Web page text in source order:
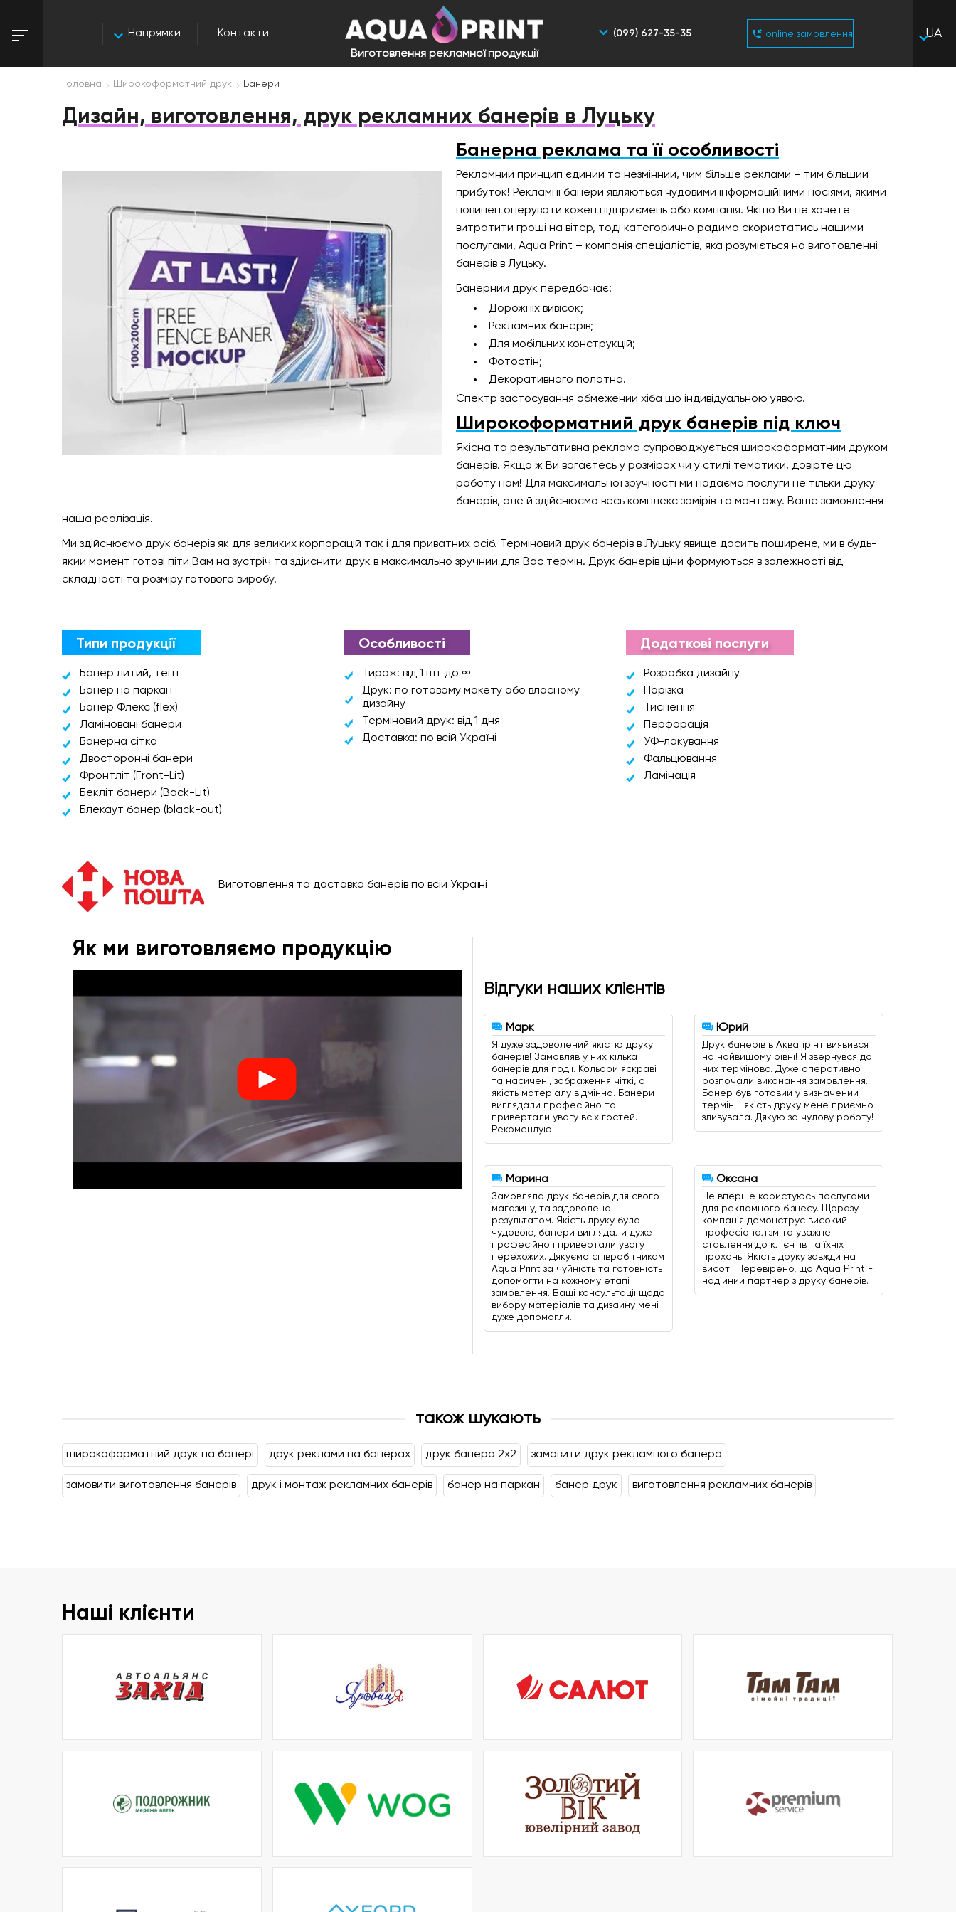
Напрямки
Контакти
Виготовлення рекламної продукції
(099) 627-35-35 online замовлення
UA
Головна Широкоформатний друк Банери
Дизайн, виготовлення, друк рекламних банерів в Луцьку
Банерна реклама та її особливості
Рекламний принцип єдиний та незмінний, чим більше реклами – тим більший
прибуток! Рекламні банери являються чудовими інформаційними носіями, якими
повинен оперувати кожен підприємець або компанія. Якщо Ви не хочете
витратити гроші на вітер, тоді категорично радимо скористатись нашими
послугами, Aqua Print – компанія спеціалістів, яка розуміється на виготовленні
банерів в Луцьку.
Банерний друк передбачає:
Дорожніх вивісок;
Рекламних банерів;
Для мобільних конструкцій;
Фотостін;
Декоративного полотна.
Спектр застосування обмежений хіба що індивідуальною уявою.
Широкоформатний друк банерів під ключ
Якісна та результативна реклама супроводжується широкоформатним друком
банерів. Якщо ж Ви вагаєтесь у розмірах чи у стилі тематики, довірте цю
роботу нам! Для максимальної зручності ми надаємо послуги не тільки друку
банерів, але й здійснюємо весь комплекс замірів та монтажу. Ваше замовлення –
наша реалізація.
Ми здійснюємо друк банерів як для великих корпорацій так і для приватних осіб. Терміновий друк банерів в Луцьку явище досить поширене, ми в будь-
який момент готові піти Вам на зустріч та здійснити друк в максимально зручний для Вас термін. Друк банерів ціни формуються в залежності від
складності та розміру готового виробу.
Типи продукції
Банер литий, тент
Банер на паркан
Банер Флекс (flex)
Ламіновані банери
Банерна сітка
Двосторонні банери
Фронтліт (Front-Lit)
Бекліт банери (Back-Lit)
Блекаут банер (black-out)
Особливості
Тираж: від 1 шт до ∞
Друк: по готовому макету або власному
дизайну
Терміновий друк: від 1 дня
Доставка: по всій Україні
Додаткові послуги
Розробка дизайну
Порізка
Тиснення
Перфорація
УФ-лакування
Фальцювання
Ламінація
Виготовлення та доставка банерів по всій Україні
Як ми виготовляємо продукцію
Відгуки наших клієнтів
Марк
Я дуже задоволений якістю друку
банерів! Замовляв у них кілька
банерів для події. Кольори яскраві
та насичені, зображення чіткі, а
якість матеріалу відмінна. Банери
виглядали професійно та
привертали увагу всіх гостей.
Рекомендую!
Юрий
Друк банерів в Аквапрінт виявився
на найвищому рівні! Я звернувся до
них терміново. Дуже оперативно
розпочали виконання замовлення.
Банер був готовий у визначений
термін, і якість друку мене приємно
здивувала. Дякую за чудову роботу!
Марина
Замовляла друк банерів для свого
магазину, та задоволена
результатом. Якість друку була
чудовою, банери виглядали дуже
професійно і привертали увагу
перехожих. Дякуємо співробітникам
Aqua Print за чуйність та готовність
допомогти на кожному етапі
замовлення. Ваші консультації щодо
вибору матеріалів та дизайну мені
дуже допомогли.
Оксана
Не вперше користуюсь послугами
для рекламного бізнесу. Щоразу
компанія демонструє високий
професіоналізм та уважне
ставлення до клієнтів та їхніх
прохань. Якість друку завжди на
висоті. Перевірено, що Aqua Print -
надійний партнер з друку банерів.
також шукають
широкоформатний друк на банері друк реклами на банерах друк банера 2х2 замовити друк рекламного банера
замовити виготовлення банерів друк і монтаж рекламних банерів банер на паркан банер друк виготовлення рекламних банерів
Наші клієнти